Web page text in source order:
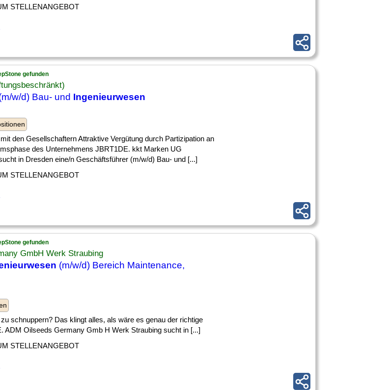
STELLENANGEBOT
gefunden
w/d) Bau- und Ingenieurwesen
den Gesellschaftern Attraktive Vergütung durch Partizipation an
des Unternehmens JBRT1DE. kkt Marken UG
in Dresden eine/n Geschäftsführer (m/w/d) Bau- und [...]
STELLENANGEBOT
gefunden
GmbH Werk Straubing
(m/w/d) Bereich Maintenance,
schnuppern? Das klingt alles, als wäre es genau der richtige
ADM Oilseeds Germany Gmb H Werk Straubing sucht in [...]
STELLENANGEBOT